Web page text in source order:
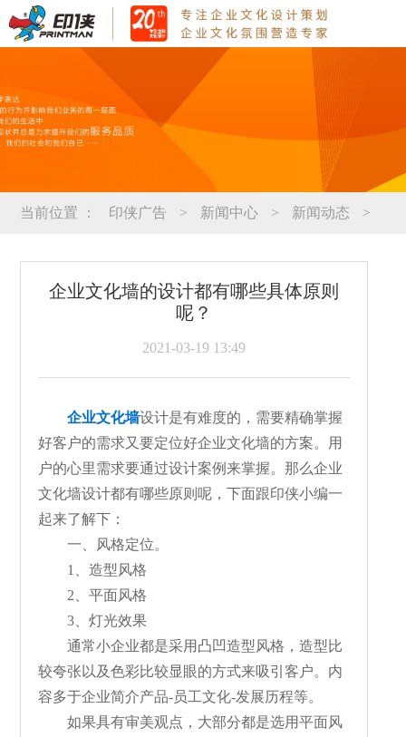
当前位置 ： 印侠广告 > 新闻中心 > 新闻动态 >
企业文化墙的设计都有哪些具体原则
呢？
2021-03-19 13:49
企业文化墙设计是有难度的，需要精确掌握
好客户的需求又要定位好企业文化墙的方案。用
户的心里需求要通过设计案例来掌握。那么企业
文化墙设计都有哪些原则呢，下面跟印侠小编一
起来了解下：
一、风格定位。
1、造型风格
2、平面风格
3、灯光效果
通常小企业都是采用凸凹造型风格，造型比
较夸张以及色彩比较显眼的方式来吸引客户。内
容多于企业简介产品-员工文化-发展历程等。
如果具有审美观点，大部分都是选用平面风